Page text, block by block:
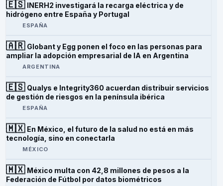
🇪🇸 INERH2 investigará la recarga eléctrica y de
hidrógeno entre España y Portugal
ESPAÑA
🇦🇷 Globant y Egg ponen el foco en las personas para
ampliar la adopción empresarial de IA en Argentina
ARGENTINA
🇪🇸 Qualys e Integrity360 acuerdan distribuir servicios
de gestión de riesgos en la península ibérica
ESPAÑA
🇲🇽 En México, el futuro de la salud no está en más
tecnología, sino en conectarla
MÉXICO
🇲🇽 México multa con 42,8 millones de pesos a la
Federación de Fútbol por datos biométricos